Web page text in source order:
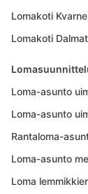
Lomakoti
Lomakoti
Loma-asunto
Loma-asunto
Rantaloma-
Loma-asunto
Loma